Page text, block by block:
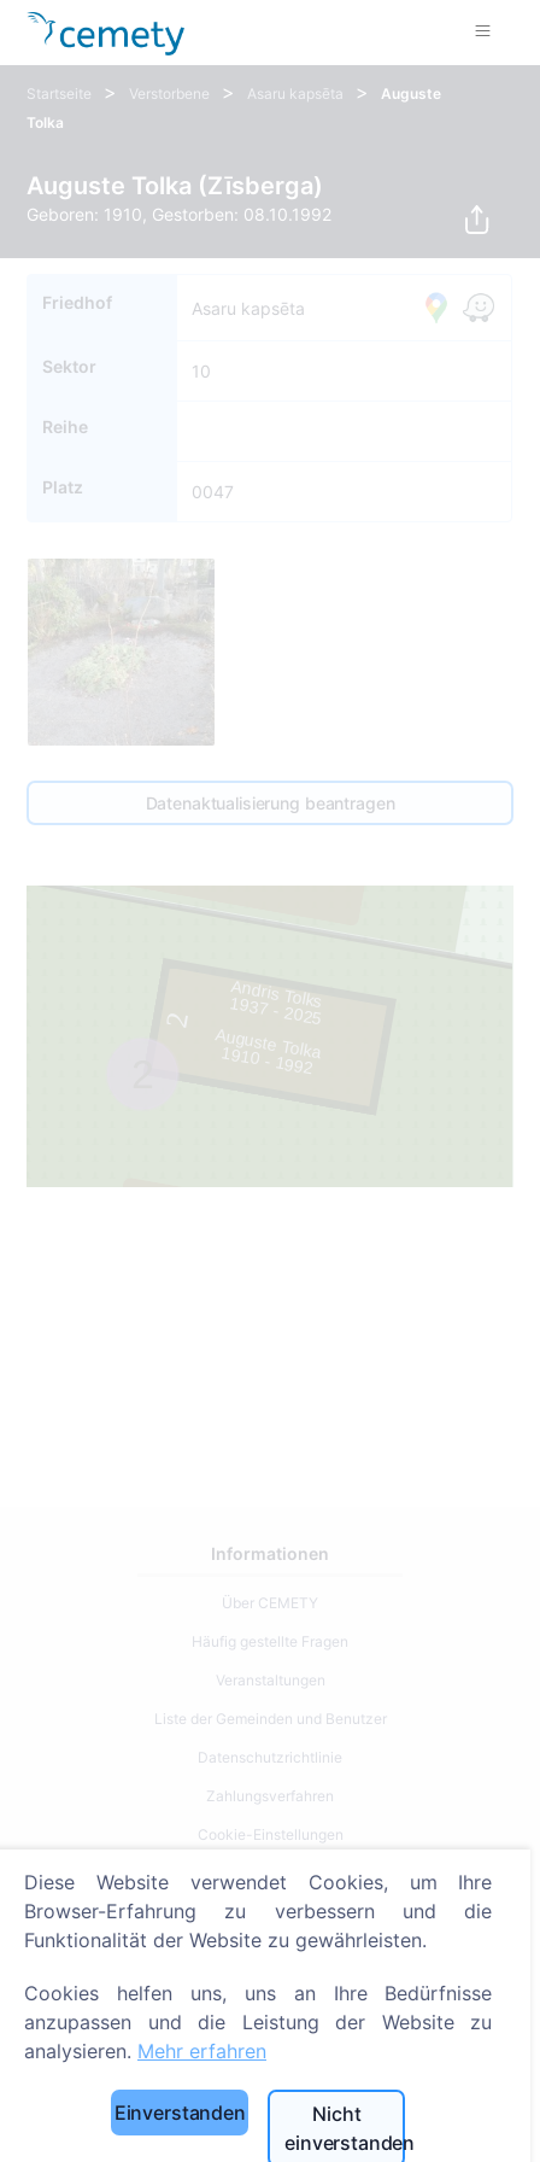
Startseite > Verstorbene > Asaru kapsēta >
Auguste
Tolka
Auguste Tolka (Zīsberga)
Geboren: 1910, Gestorben: 08.10.1992
Friedhof Asaru kapsēta
Sektor 10
Reihe
Platz 0047
Datenaktualisierung beantragen
46
1
2
Andris Tolks
1937 - 2025
Auguste Tolka
1910 - 1992
Informationen
Über CEMETY
Häufig gestellte Fragen
Veranstaltungen
Liste der Gemeinden und Benutzer
Datenschutzrichtlinie
Zahlungsverfahren
Cookie-Einstellungen
Suche
Bestattete suchen
Dienstleistungen
Kontakt
SIA "CEMETY", LV40103618951
Diese Website verwendet Cookies, um Ihre
Browser-Erfahrung zu verbessern und die
Funktionalität der Website zu gewährleisten.
Cookies helfen uns, uns an Ihre Bedürfnisse
anzupassen und die Leistung der Website zu
analysieren. Mehr erfahren
Einverstanden
Nicht
einverstanden